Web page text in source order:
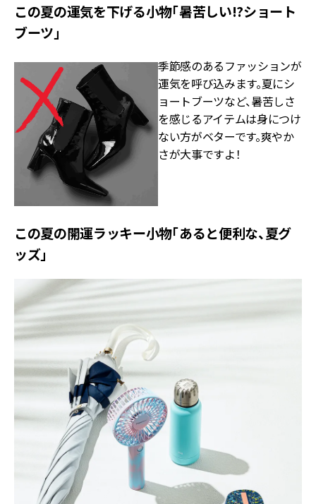
この夏の運気を下げる小物「暑苦しい!?ショート
ブーツ」
季節感のあるファッションが
運気を呼び込みます。夏にシ
ョートブーツなど、暑苦しさ
を感じるアイテムは身につけ
ない方がベターです。爽やか
さが大事ですよ！
この夏の開運ラッキー小物「あると便利な、夏グ
ッズ」